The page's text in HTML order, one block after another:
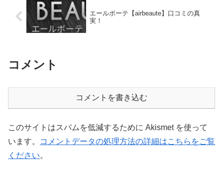
エールボーテ【airbeaute】口コミの真
実！
コメント
コメントを書き込む
このサイトはスパムを低減するために Akismet を使って
います。
コメントデータの処理方法の詳細はこちらをご覧
ください。